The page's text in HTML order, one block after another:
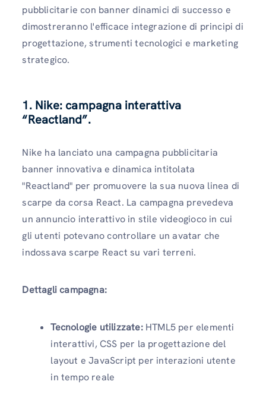
pubblicitarie con banner dinamici di successo e
dimostreranno l'efficace integrazione di principi di
progettazione, strumenti tecnologici e marketing
strategico.
1. Nike: campagna interattiva
“Reactland”.
Nike ha lanciato una campagna pubblicitaria
banner innovativa e dinamica intitolata
"Reactland" per promuovere la sua nuova linea di
scarpe da corsa React. La campagna prevedeva
un annuncio interattivo in stile videogioco in cui
gli utenti potevano controllare un avatar che
indossava scarpe React su vari terreni.
Dettagli campagna:
Tecnologie utilizzate:HTML5 per elementi
interattivi, CSS per la progettazione del
layout e JavaScript per interazioni utente
in tempo reale